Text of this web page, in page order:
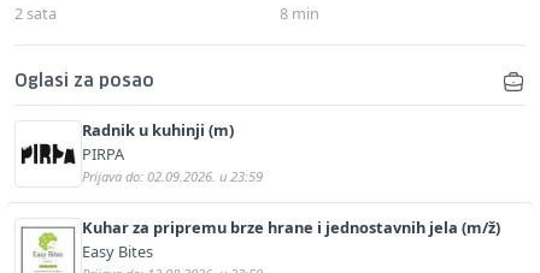
2 sata 8 min
Oglasi za posao
Radnik u kuhinji (m)
PIRPA
Prijava do: 02.09.2026. u 23:59
Kuhar za pripremu brze hrane i jednostavnih jela (m/ž)
Easy Bites